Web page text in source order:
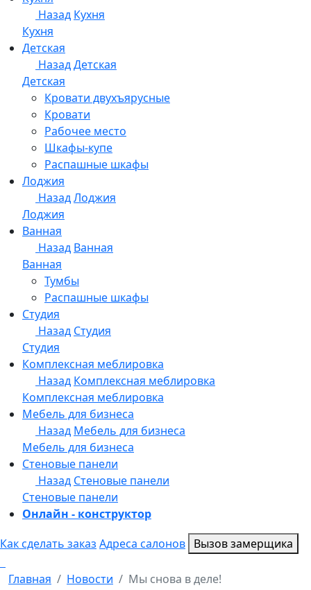
Онлайн - конструктор
Как сделать заказ Адреса салонов Вызов замерщика
Главная Новости Мы снова в деле!